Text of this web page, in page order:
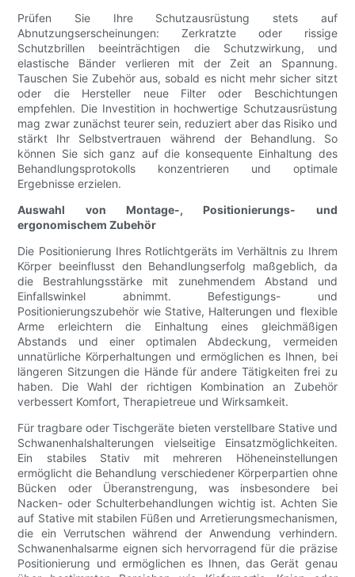
Prüfen Sie Ihre Schutzausrüstung stets auf
Abnutzungserscheinungen: Zerkratzte oder rissige
Schutzbrillen beeinträchtigen die Schutzwirkung, und
elastische Bänder verlieren mit der Zeit an Spannung.
Tauschen Sie Zubehör aus, sobald es nicht mehr sicher sitzt
oder die Hersteller neue Filter oder Beschichtungen
empfehlen. Die Investition in hochwertige Schutzausrüstung
mag zwar zunächst teurer sein, reduziert aber das Risiko und
stärkt Ihr Selbstvertrauen während der Behandlung. So
können Sie sich ganz auf die konsequente Einhaltung des
Behandlungsprotokolls konzentrieren und optimale
Ergebnisse erzielen.
Auswahl von Montage-, Positionierungs- und
ergonomischem Zubehör
Die Positionierung Ihres Rotlichtgeräts im Verhältnis zu Ihrem
Körper beeinflusst den Behandlungserfolg maßgeblich, da
die Bestrahlungsstärke mit zunehmendem Abstand und
Einfallswinkel abnimmt. Befestigungs- und
Positionierungszubehör wie Stative, Halterungen und flexible
Arme erleichtern die Einhaltung eines gleichmäßigen
Abstands und einer optimalen Abdeckung, vermeiden
unnatürliche Körperhaltungen und ermöglichen es Ihnen, bei
längeren Sitzungen die Hände für andere Tätigkeiten frei zu
haben. Die Wahl der richtigen Kombination an Zubehör
verbessert Komfort, Therapietreue und Wirksamkeit.
Für tragbare oder Tischgeräte bieten verstellbare Stative und
Schwanenhalshalterungen vielseitige Einsatzmöglichkeiten.
Ein stabiles Stativ mit mehreren Höheneinstellungen
ermöglicht die Behandlung verschiedener Körperpartien ohne
Bücken oder Überanstrengung, was insbesondere bei
Nacken- oder Schulterbehandlungen wichtig ist. Achten Sie
auf Stative mit stabilen Füßen und Arretierungsmechanismen,
die ein Verrutschen während der Anwendung verhindern.
Schwanenhalsarme eignen sich hervorragend für die präzise
Positionierung und ermöglichen es Ihnen, das Gerät genau